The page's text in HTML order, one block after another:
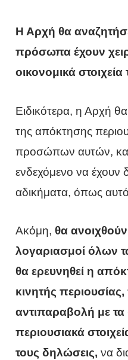
Η Αρχή θα
πρόσωπα έχουν
οικονομικά
Ειδικότερα, η Αρχή θα
της απόκτησης
προσώπων αυτών, και
ενδεχόμενο να έχουν
αδικήματα, όπως
Ακόμη,θα ανοιχθούν
λογαριασμοί όλων
θα ερευνηθεί η
κινητής
αντιπαραβολή με
περιουσιακά
τους δηλώσεις, να